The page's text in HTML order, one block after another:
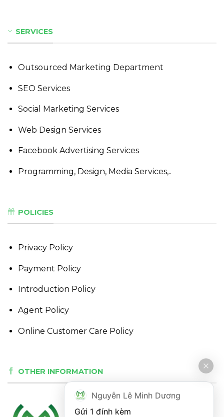
SERVICES
Outsourced Marketing Department
SEO Services
Social Marketing Services
Web Design Services
Facebook Advertising Services
Programming, Design, Media Services,..
POLICIES
Privacy Policy
Payment Policy
Introduction Policy
Agent Policy
Online Customer Care Policy
OTHER INFORMATION
Nguyễn Lê Minh Dương
Gửi 1 đính kèm